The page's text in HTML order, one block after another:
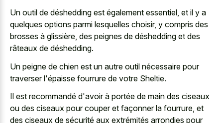
Un outil de déshedding est également essentiel, et il y a
quelques options parmi lesquelles choisir, y compris des
brosses à glissière, des peignes de déshedding et des
râteaux de déshedding.
Un peigne de chien est un autre outil nécessaire pour
traverser l'épaisse fourrure de votre Sheltie.
Il est recommandé d'avoir à portée de main des ciseaux
ou des ciseaux pour couper et façonner la fourrure, et
des ciseaux de sécurité aux extrémités arrondies pour